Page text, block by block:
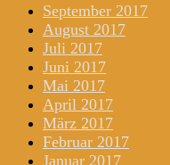
September 2017
August 2017
Juli 2017
Juni 2017
Mai 2017
April 2017
März 2017
Februar 2017
Januar 2017